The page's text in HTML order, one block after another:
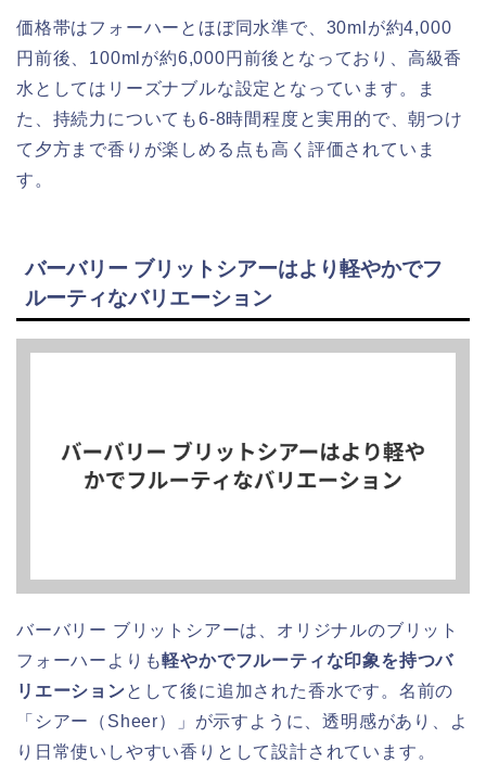
価格帯はフォーハーとほぼ同水準で、30mlが約4,000
円前後、100mlが約6,000円前後となっており、高級香
水としてはリーズナブルな設定となっています。ま
た、持続力についても6-8時間程度と実用的で、朝つけ
て夕方まで香りが楽しめる点も高く評価されていま
す。
バーバリー ブリットシアーはより軽やかでフ
ルーティなバリエーション
バーバリー ブリットシアーは、オリジナルのブリット
フォーハーよりも軽やかでフルーティな印象を持つバ
リエーションとして後に追加された香水です。名前の
「シアー（Sheer）」が示すように、透明感があり、よ
り日常使いしやすい香りとして設計されています。